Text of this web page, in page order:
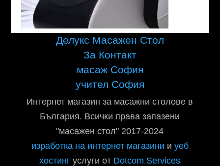
Делукс Масажен Стол
За Контакт
масаж София
учител София
Интернет магазин за масажни столове в
България. Всички права запазени
"масажен стол" 2017-2024
изработка на интернет магазини и уеб
хостинг услуги от Dotcom.Services